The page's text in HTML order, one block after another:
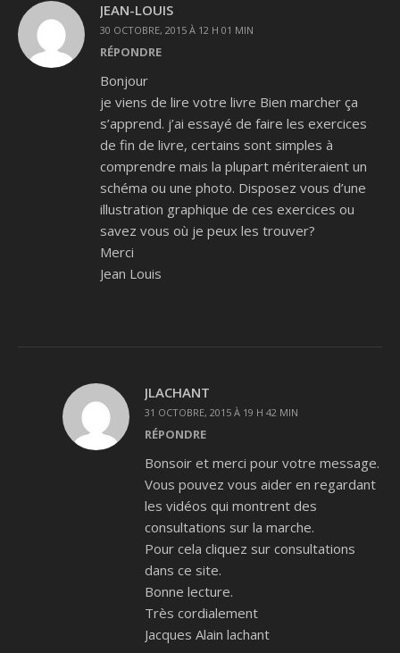
JEAN-LOUIS
30 OCTOBRE, 2015 À 12 H 01 MIN
RÉPONDRE
Bonjour
je viens de lire votre livre Bien marcher ça
s’apprend. j’ai essayé de faire les exercices
de fin de livre, certains sont simples à
comprendre mais la plupart mériteraient un
schéma ou une photo. Disposez vous d’une
illustration graphique de ces exercices ou
savez vous où je peux les trouver?
Merci
Jean Louis
JLACHANT
31 OCTOBRE, 2015 À 19 H 42 MIN
RÉPONDRE
Bonsoir et merci pour votre message.
Vous pouvez vous aider en regardant
les vidéos qui montrent des
consultations sur la marche.
Pour cela cliquez sur consultations
dans ce site.
Bonne lecture.
Très cordialement
Jacques Alain lachant